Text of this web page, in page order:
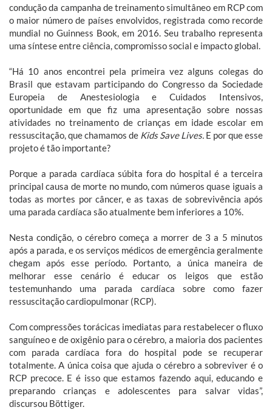
condução da campanha de treinamento simultâneo em RCP com
o maior número de países envolvidos, registrada como recorde
mundial no Guinness Book, em 2016. Seu trabalho representa
uma síntese entre ciência, compromisso social e impacto global.
“Há 10 anos encontrei pela primeira vez alguns colegas do
Brasil que estavam participando do Congresso da Sociedade
Europeia de Anestesiologia e Cuidados Intensivos,
oportunidade em que fiz uma apresentação sobre nossas
atividades no treinamento de crianças em idade escolar em
ressuscitação, que chamamos de Kids Save Lives. E por que esse
projeto é tão importante?
Porque a parada cardíaca súbita fora do hospital é a terceira
principal causa de morte no mundo, com números quase iguais a
todas as mortes por câncer, e as taxas de sobrevivência após
uma parada cardíaca são atualmente bem inferiores a 10%.
Nesta condição, o cérebro começa a morrer de 3 a 5 minutos
após a parada, e os serviços médicos de emergência geralmente
chegam após esse período. Portanto, a única maneira de
melhorar esse cenário é educar os leigos que estão
testemunhando uma parada cardíaca sobre como fazer
ressuscitação cardiopulmonar (RCP).
Com compressões torácicas imediatas para restabelecer o fluxo
sanguíneo e de oxigênio para o cérebro, a maioria dos pacientes
com parada cardíaca fora do hospital pode se recuperar
totalmente. A única coisa que ajuda o cérebro a sobreviver é o
RCP precoce. E é isso que estamos fazendo aqui, educando e
preparando crianças e adolescentes para salvar vidas”,
discursou Böttiger.